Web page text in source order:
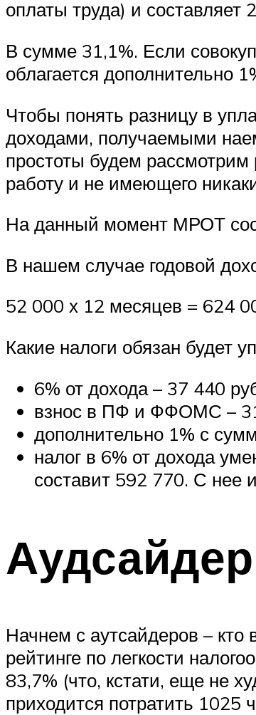
оплаты труда) и составляет
В сумме 31,1%. Если
облагается дополнительно
Чтобы понять разницу в
доходами, получаемыми
простоты будем
работу и не имеющего
На данный момент МРОТ
В нашем случае годовой
52 000 х 12 месяцев = 624
Какие налоги обязан будет
6% от дохода – 37 440
взнос в ПФ и ФФОМС –
дополнительно 1% с
налог в 6% от дохода
составит 592 770. С нее
Начнем с аутсайдеров –
рейтинге по легкости
83,7% (что, кстати, еще не
приходится потратить 1025